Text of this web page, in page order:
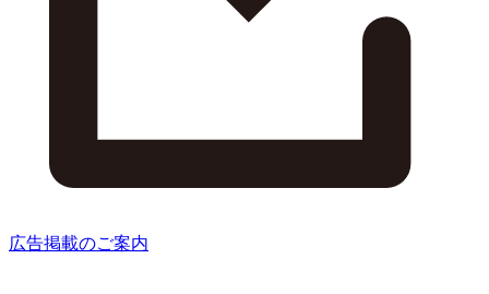
広告掲載のご案内